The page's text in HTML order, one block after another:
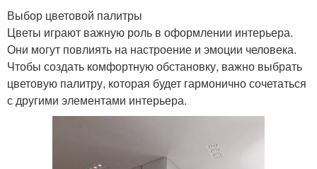
Выбор цветовой палитры
Цветы играют важную роль в оформлении интерьера.
Они могут повлиять на настроение и эмоции человека.
Чтобы создать комфортную обстановку, важно выбрать
цветовую палитру, которая будет гармонично сочетаться
с другими элементами интерьера.